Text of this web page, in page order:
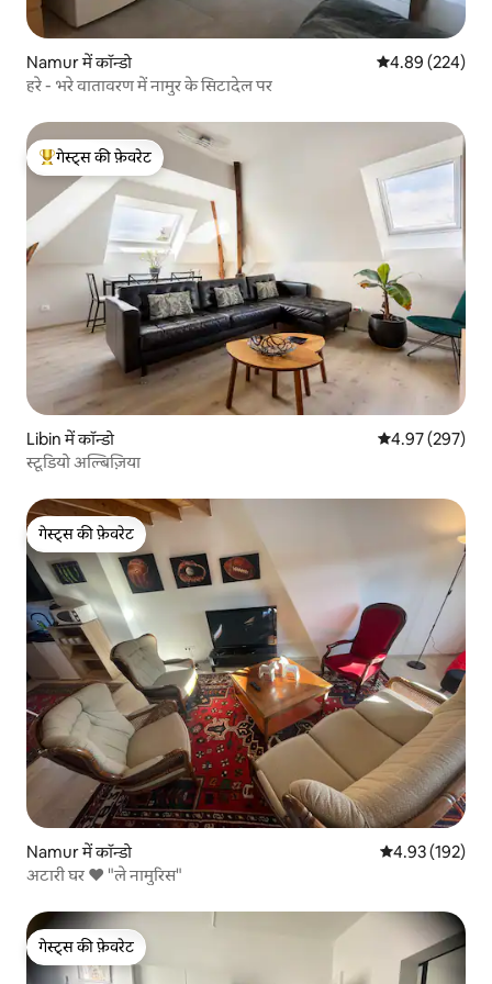
Namur में कॉन्डो औसत रेटिंग 5 में से
4.89 (224)
हरे - भरे वातावरण में नामुर के सिटादेल पर
गेस्ट्स का टॉप फ़ेवरेट
गेस्ट्स की फ़ेवरेट
Libin में कॉन्डो औसत रेटिंग 5 में से
4.97 (297)
स्टूडियो अल्बिज़िया
गेस्ट्स की फ़ेवरेट
गेस्ट्स की फ़ेवरेट
Namur में कॉन्डो औसत रेटिंग 5 में से
4.93 (192)
अटारी घर ❤️ "ले नामुरिस"
गेस्ट्स की फ़ेवरेट
गेस्ट्स की फ़ेवरेट